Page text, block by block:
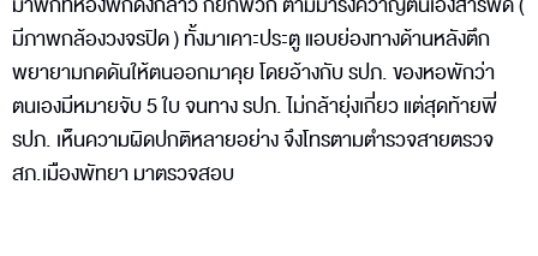
มีภาพกล้องวงจรปิด ) ทั้งมาเคาะประตู แอบย่องทางด้านหลังตึก
พยายามกดดันให้ตนออกมาคุย โดยอ้างกับ รปภ. ของหอพักว่า
ตนเองมีหมายจับ 5 ใบ จนทาง รปภ. ไม่กล้ายุ่งเกี่ยว แต่สุดท้ายพี่
รปภ. เห็นความผิดปกติหลายอย่าง จึงโทรตามตำรวจสายตรวจ
สภ.เมืองพัทยา มาตรวจสอบ